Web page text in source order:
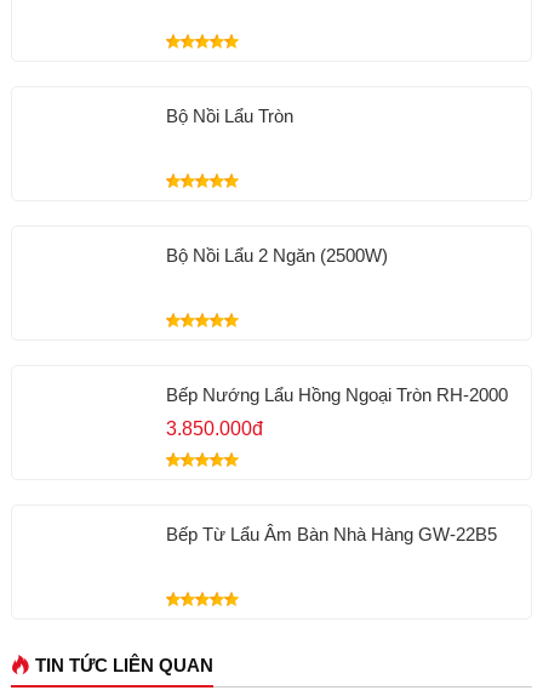
Bộ Nồi Lẩu Tròn
Bộ Nồi Lẩu 2 Ngăn (2500W)
Bếp Nướng Lẩu Hồng Ngoại Tròn RH-2000
3.850.000đ
Bếp Từ Lẩu Âm Bàn Nhà Hàng GW-22B5
TIN TỨC LIÊN QUAN